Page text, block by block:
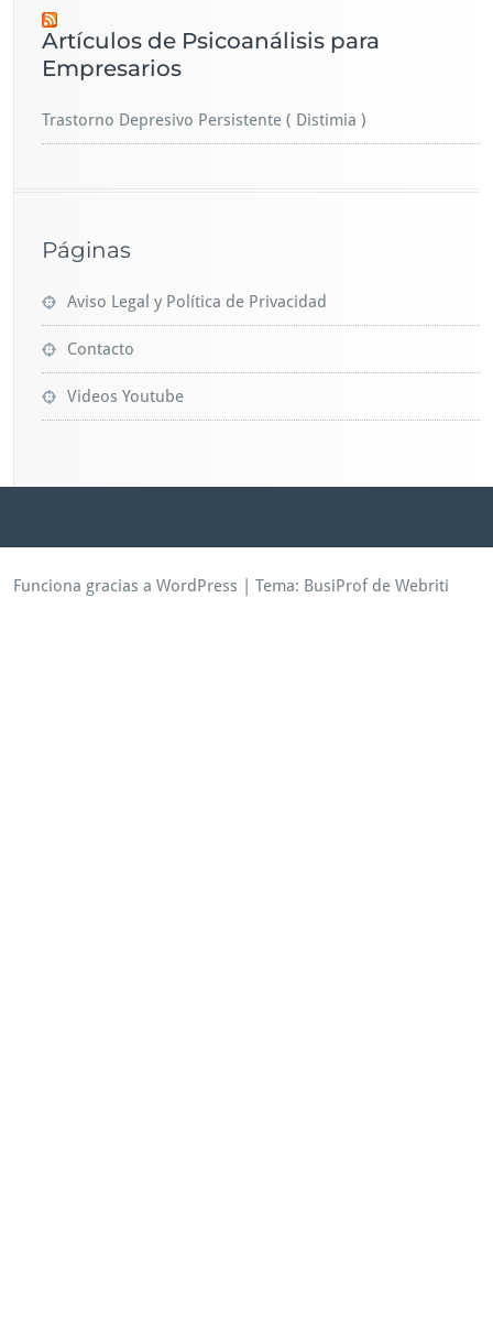
Artículos de Psicoanálisis para
Empresarios
Trastorno Depresivo Persistente ( Distimia )
Páginas
Aviso Legal y Política de Privacidad
Contacto
Videos Youtube
Funciona gracias a WordPress | Tema: BusiProf de Webriti